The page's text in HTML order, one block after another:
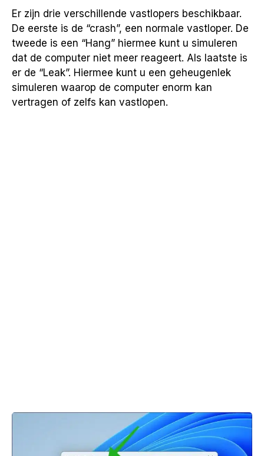
Er zijn drie verschillende vastlopers beschikbaar.
De eerste is de “crash”, een normale vastloper. De
tweede is een “Hang” hiermee kunt u simuleren
dat de computer niet meer reageert. Als laatste is
er de “Leak”. Hiermee kunt u een geheugenlek
simuleren waarop de computer enorm kan
vertragen of zelfs kan vastlopen.